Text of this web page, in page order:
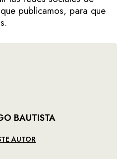
publicamos, para que
BAUTISTA
AUTOR